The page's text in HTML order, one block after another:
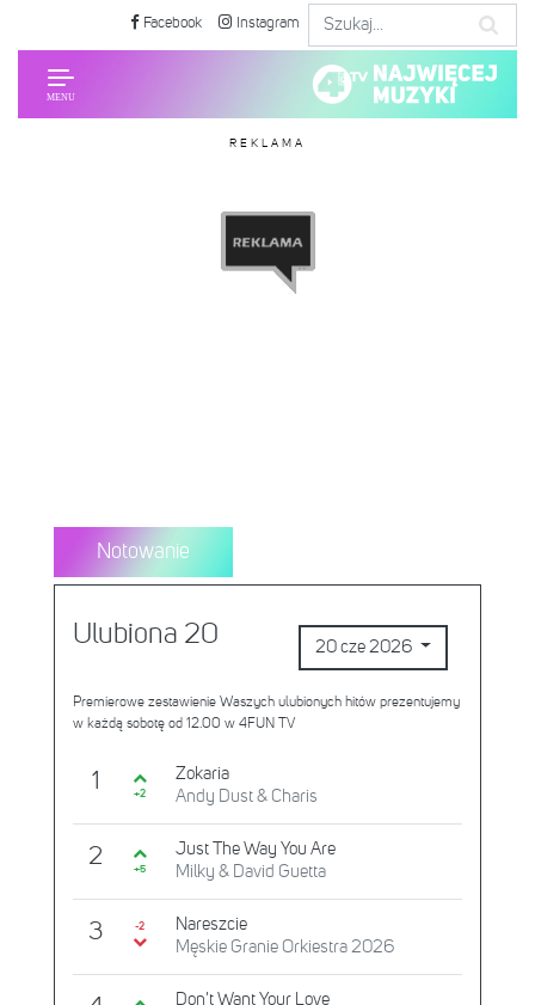
Facebook Instagram
REKLAMA
Notowanie
Ulubiona 20 20 cze 2026
Premierowe zestawienie Waszych ulubionych hitów prezentujemy
w każdą sobotę od 12.00 w 4FUN TV
1 +2
Zokaria
Andy Dust & Charis
2 +5
Just The Way You Are
Milky & David Guetta
3 -2
Nareszcie
Męskie Granie Orkiestra 2026
Don't Want Your Love